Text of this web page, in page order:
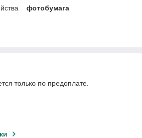
фотобумага
только по предоплате.